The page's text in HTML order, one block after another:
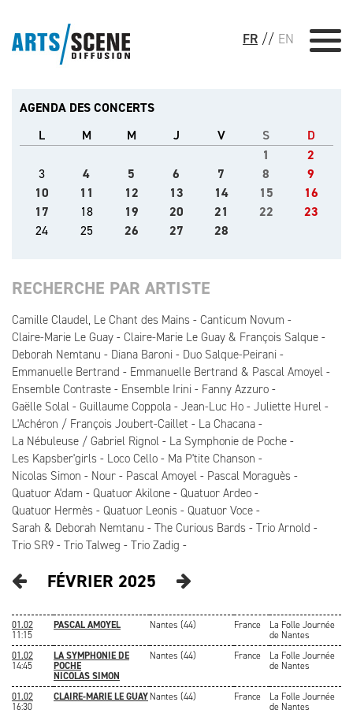
FR // EN
AGENDA DES CONCERTS
L
M M J V S
D
1
2
3
4 5 6 7 8
9
10
11 12 13 14 15
16
17
18 19 20 21 22
23
24
25 26 27 28
RECHERCHE PAR ARTISTE
Camille Claudel, Le Chant des Mains
Canticum Novum
Claire-Marie Le Guay
Claire-Marie Le Guay & François Salque
Deborah Nemtanu
Diana Baroni
Duo Salque-Peirani
Emmanuelle Bertrand
Emmanuelle Bertrand & Pascal Amoyel
Ensemble Contraste
Ensemble Irini
Fanny Azzuro
Gaëlle Solal
Guillaume Coppola Jean-Luc Ho
Juliette Hurel
L'Achéron / François Joubert-Caillet
La Chacana
La Nébuleuse / Gabriel Rignol
La Symphonie de Poche
Les Kapsber'girls
Loco Cello
Ma P'tite Chanson
Nicolas Simon
Nour Pascal Amoyel
Pascal Moraguès
Quatuor A'dam
Quatuor Akilone
Quatuor Ardeo
Quatuor Hermès
Quatuor Leonis
Quatuor Voce
Sarah & Deborah Nemtanu
The Curious Bards
Trio Arnold
Trio SR9
Trio Talweg Trio Zadig
FÉVRIER 2025
01.02
11:15
PASCAL AMOYEL Nantes (44) France
La Folle Journée
de Nantes
01.02
14:45
LA SYMPHONIE DE
POCHE
NICOLAS SIMON
Nantes (44) France
La Folle Journée
de Nantes
01.02
16:30
CLAIRE-MARIE LE GUAYNantes (44) France
La Folle Journée
de Nantes